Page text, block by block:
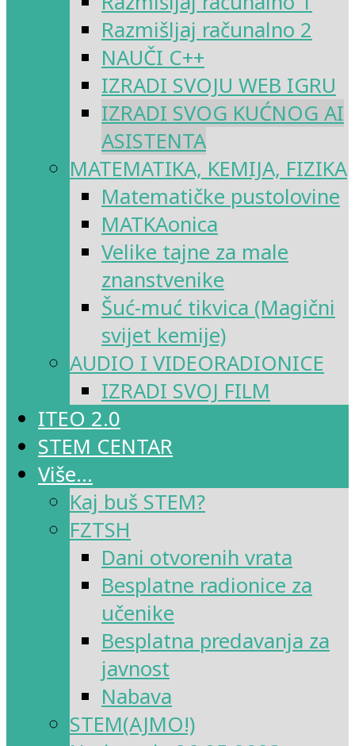
Razmišljaj računalno 2
NAUČI C++
IZRADI SVOJU WEB IGRU
IZRADI SVOG KUĆNOG AI
ASISTENTA
MATEMATIKA, KEMIJA, FIZIKA
Matematičke pustolovine
MATKAonica
Velike tajne za male
znanstvenike
Šuć-muć tikvica (Magični
svijet kemije)
AUDIO I VIDEORADIONICE
IZRADI SVOJ FILM
ITEO 2.0
STEM CENTAR
Više…
Kaj buš STEM?
FZTSH
Dani otvorenih vrata
Besplatne radionice za
učenike
Besplatna predavanja za
javnost
Nabava
STEM(AJMO!)